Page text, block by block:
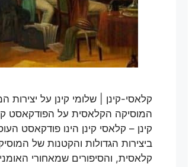
קלאסי-קינן | שלומי קינן על יצירות
המוסיקה הקלאסית על הפודקאסט
קינן – קלאסי קינן הינו פודקאסט
ביצירות הגדולות והקטנות של
קלאסית, והסיפורים שמאחורי